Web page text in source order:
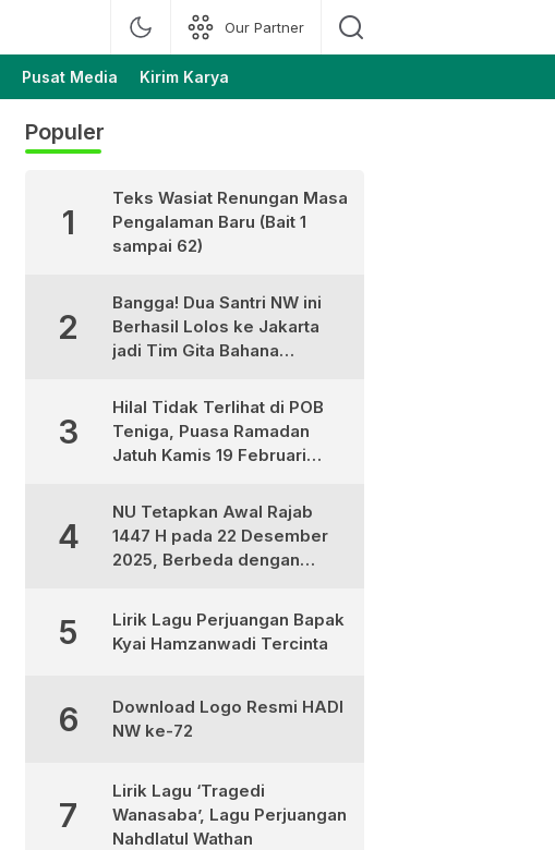
Our Partner
Pusat Media Kirim Karya
Populer
1
Teks Wasiat Renungan Masa
Pengalaman Baru (Bait 1
sampai 62)
2
Bangga! Dua Santri NW ini
Berhasil Lolos ke Jakarta
jadi Tim Gita Bahana
3
Hilal Tidak Terlihat di POB
Teniga, Puasa Ramadan
Jatuh Kamis 19 Februari
4
NU Tetapkan Awal Rajab
1447 H pada 22 Desember
2025, Berbeda dengan
Kemenag
5
Lirik Lagu Perjuangan Bapak
Kyai Hamzanwadi Tercinta
6
Download Logo Resmi HADI
NW ke-72
7
Lirik Lagu ‘Tragedi
Wanasaba’, Lagu Perjuangan
Nahdlatul Wathan